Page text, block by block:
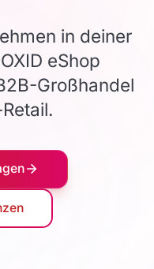
in deiner
eShop
Großhandel